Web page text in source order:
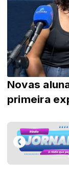
Novas
primeira